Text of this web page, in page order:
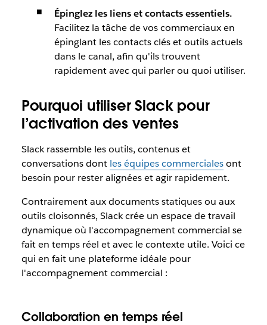
Épinglez les liens et contacts essentiels.
Facilitez la tâche de vos commerciaux en
épinglant les contacts clés et outils actuels
dans le canal, afin qu'ils trouvent
rapidement avec qui parler ou quoi utiliser.
Pourquoi utiliser Slack pour
l’activation des ventes
Slack rassemble les outils, contenus et
conversations dont les équipes commercialesont
besoin pour rester alignées et agir rapidement.
Contrairement aux documents statiques ou aux
outils cloisonnés, Slack crée un espace de travail
dynamique où l'accompagnement commercial se
fait en temps réel et avec le contexte utile. Voici ce
qui en fait une plateforme idéale pour
l'accompagnement commercial :
Collaboration en temps réel